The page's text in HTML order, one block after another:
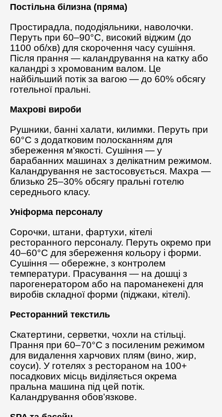
Постільна білизна (пряма)
Простирадла, пододіяльники, наволочки.
Перуть при 60–90°C, високий віджим (до
1100 об/хв) для скорочення часу сушіння.
Після прання — каландрування на катку або
каландрі з хромованим валом. Це
найбільший потік за вагою — до 60% обсягу
готельної пральні.
Махрові вироби
Рушники, банні халати, килимки. Перуть при
60°C з додатковим полосканням для
збереження м’якості. Сушіння — у
барабанних машинах з делікатним режимом.
Каландрування не застосовується. Махра —
близько 25–30% обсягу пральні готелю
середнього класу.
Уніформа персоналу
Сорочки, штани, фартухи, кітелі
ресторанного персоналу. Перуть окремо при
40–60°C для збереження кольору і форми.
Сушіння — обережне, з контролем
температури. Прасування — на дошці з
парогенератором або на пароманекені для
виробів складної форми (піджаки, кітелі).
Ресторанний текстиль
Скатертини, серветки, чохли на стільці.
Прання при 60–70°C з посиленим режимом
для видалення харчових плям (вино, жир,
соуси). У готелях з рестораном на 100+
посадкових місць виділяється окрема
пральна машина під цей потік.
Каландрування обов’язкове.